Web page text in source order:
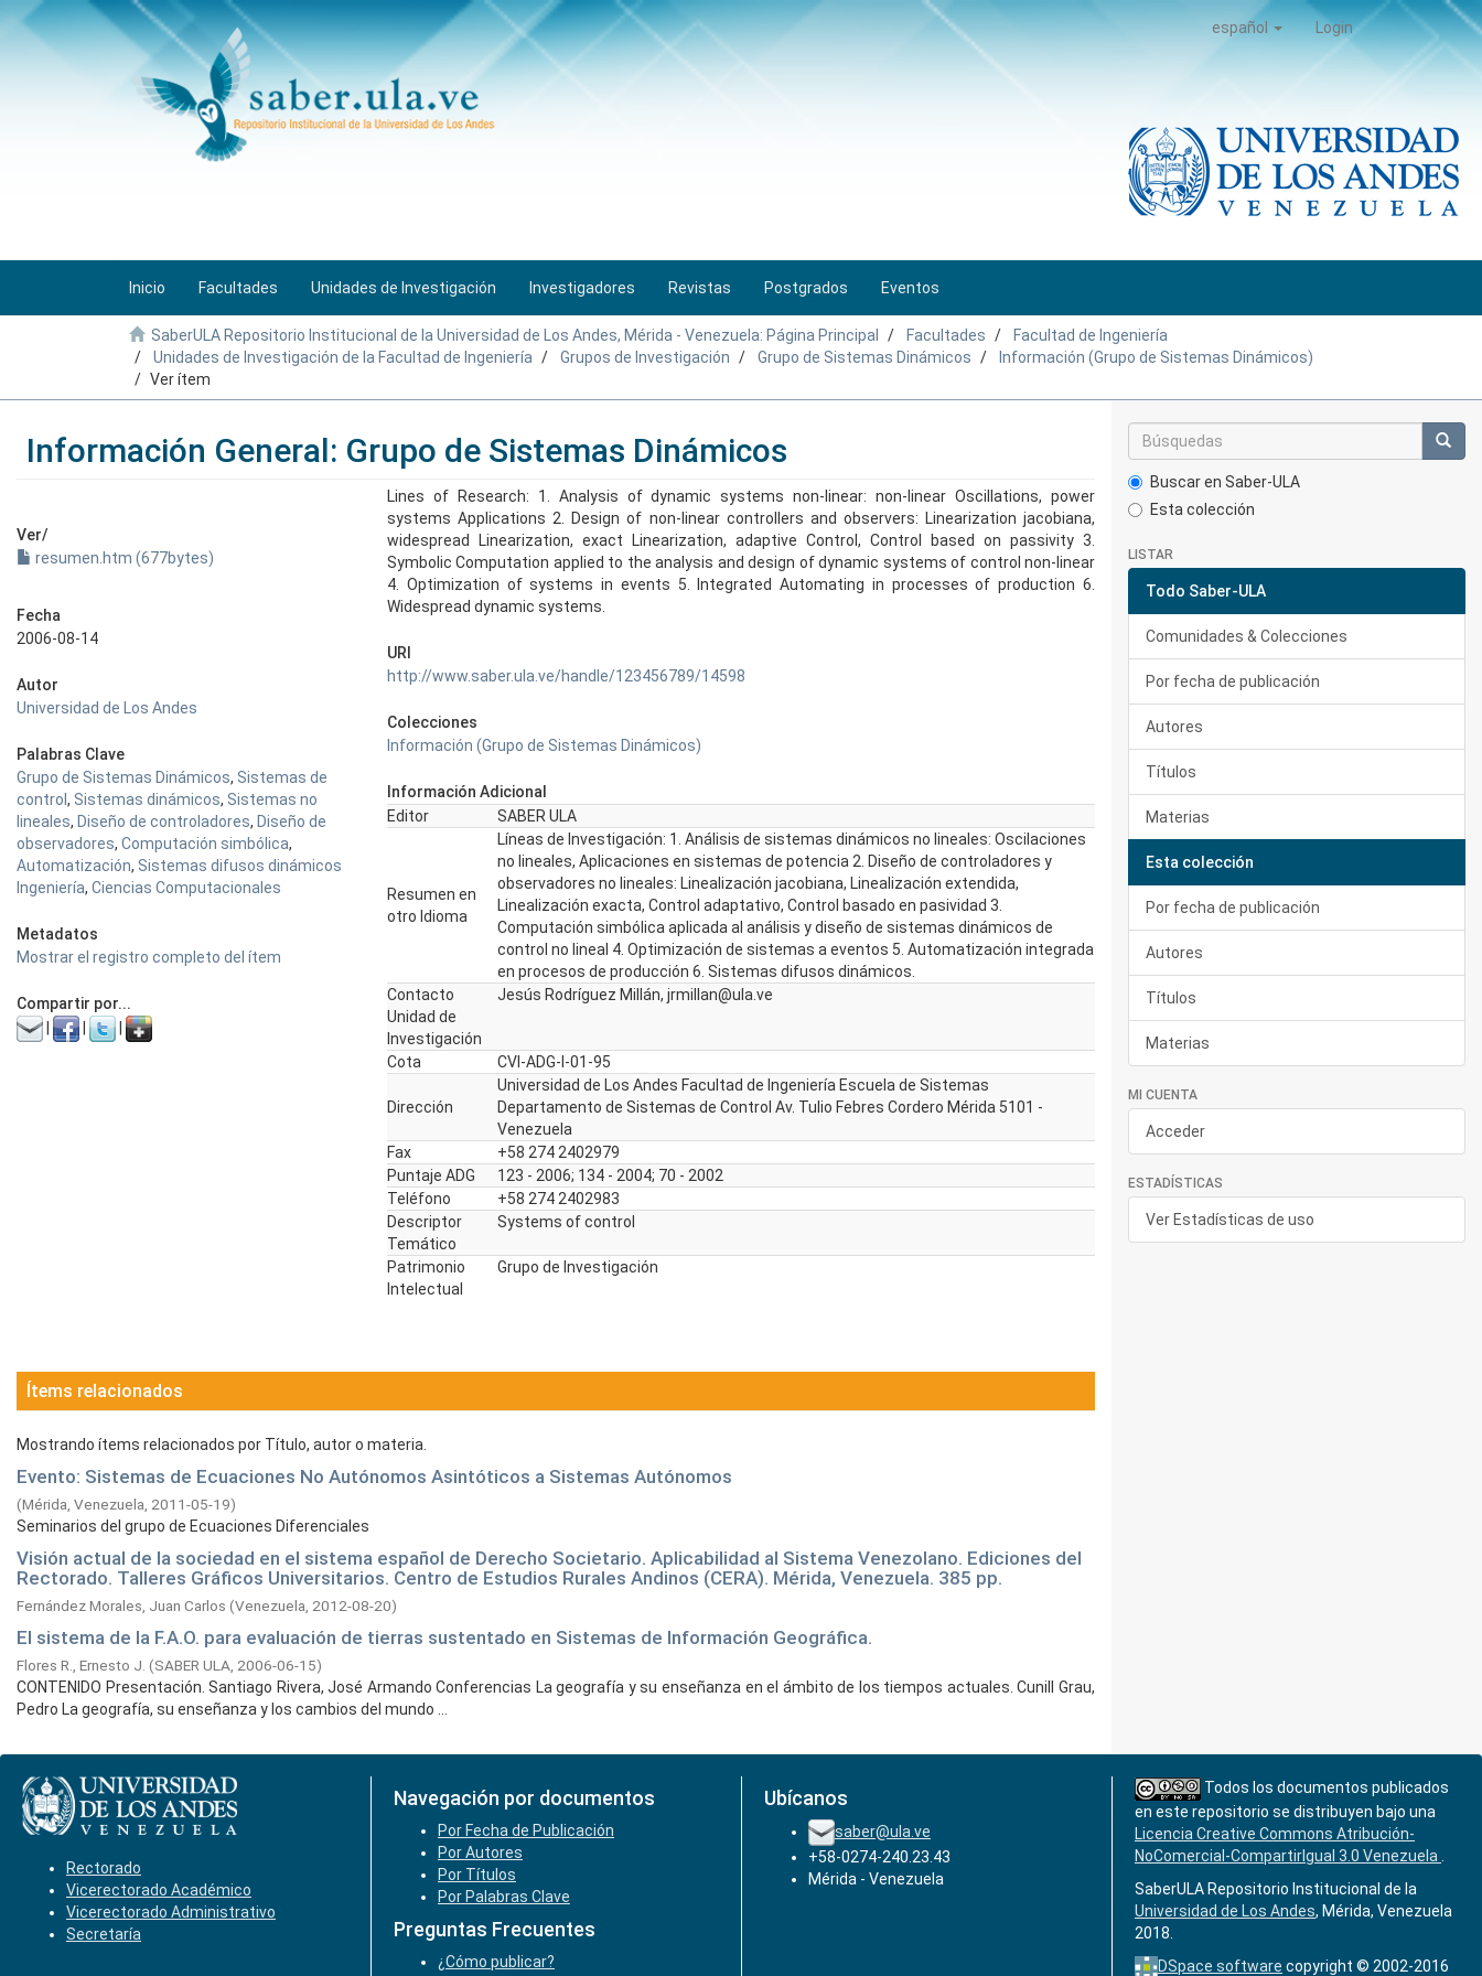
español Login
Inicio Facultades Unidades de Investigación Investigadores Revistas Postgrados Eventos
SaberULA Repositorio Institucional de la Universidad de Los Andes, Mérida - Venezuela: Página Principal Facultades
Facultad de Ingeniería
Unidades de Investigación de la Facultad de Ingeniería
Grupos de Investigación Grupo de Sistemas Dinámicos
Información (Grupo de Sistemas Dinámicos)
Ver ítem
Información General: Grupo de Sistemas Dinámicos
Ver/
resumen.htm (677bytes)
Fecha
2006-08-14
Autor
Universidad de Los Andes
Palabras Clave
Grupo de Sistemas Dinámicos, Sistemas de
control , Sistemas dinámicos, Sistemas no
lineales, Diseño de controladores, Diseño de
observadores, Computación simbólica,
Automatización, Sistemas difusos dinámicos
Ingeniería, Ciencias Computacionales
Metadatos
Mostrar el registro completo del ítem
Compartir por...
Lines of Research: 1. Analysis of dynamic systems non-linear: non-linear Oscillations, power
systems Applications 2. Design of non-linear controllers and observers: Linearization jacobiana,
widespread Linearization, exact Linearization, adaptive Control, Control based on passivity 3.
Symbolic Computation applied to the analysis and design of dynamic systems of control non-linear
4. Optimization of systems in events 5. Integrated Automating in processes of production 6.
Widespread dynamic systems.
URI
http://www.saber.ula.ve/handle/123456789/14598
Colecciones
Información (Grupo de Sistemas Dinámicos)
Información Adicional
Editor
SABER ULA
Resumen en
otro Idioma
Líneas de Investigación: 1. Análisis de sistemas dinámicos no lineales: Oscilaciones
no lineales, Aplicaciones en sistemas de potencia 2. Diseño de controladores y
observadores no lineales: Linealización jacobiana, Linealización extendida,
Linealización exacta, Control adaptativo, Control basado en pasividad 3.
Computación simbólica aplicada al análisis y diseño de sistemas dinámicos de
control no lineal 4. Optimización de sistemas a eventos 5. Automatización integrada
en procesos de producción 6. Sistemas difusos dinámicos.
Contacto
Unidad de
Investigación
Jesús Rodríguez Millán, jrmillan@ula.ve
Cota CVI-ADG-I-01-95
Dirección
Universidad de Los Andes Facultad de Ingeniería Escuela de Sistemas
Departamento de Sistemas de Control Av. Tulio Febres Cordero Mérida 5101 -
Venezuela
Fax
+58 274 2402979
Puntaje ADG
123 - 2006; 134 - 2004; 70 - 2002
Teléfono
+58 274 2402983
Descriptor
Temático
Systems of control
Patrimonio
Intelectual
Grupo de Investigación
Ítems relacionados
Mostrando ítems relacionados por Título, autor o materia.
Evento: Sistemas de Ecuaciones No Autónomos Asintóticos a Sistemas Autónomos
(Mérida, Venezuela, 2011-05-19)
Seminarios del grupo de Ecuaciones Diferenciales
Visión actual de la sociedad en el sistema español de Derecho Societario. Aplicabilidad al Sistema Venezolano. Ediciones del
Rectorado. Talleres Gráficos Universitarios. Centro de Estudios Rurales Andinos (CERA). Mérida, Venezuela. 385 pp.
Fernández Morales, Juan Carlos (Venezuela, 2012-08-20)
El sistema de la F.A.O. para evaluación de tierras sustentado en Sistemas de Información Geográfica.
Flores R., Ernesto J. (SABER ULA, 2006-06-15)
CONTENIDO Presentación. Santiago Rivera, José Armando Conferencias La geografía y su enseñanza en el ámbito de los tiempos actuales. Cunill Grau,
Pedro La geografía, su enseñanza y los cambios del mundo ...
Buscar en Saber-ULA
Esta colección
LISTAR
Todo Saber-ULA
Comunidades & Colecciones
Por fecha de publicación
Autores
Títulos
Materias
Esta colección
Por fecha de publicación
Autores
Títulos
Materias
MI CUENTA
Acceder
ESTADÍSTICAS
Ver Estadísticas de uso
Rectorado
Vicerectorado Académico
Vicerectorado Administrativo
Secretaría
Navegación por documentos
Por Fecha de Publicación
Por Autores
Por Títulos
Por Palabras Clave
Preguntas Frecuentes
¿Cómo publicar?
Ubícanos
saber@ula.ve
+58-0274-240.23.43
Mérida - Venezuela
Todos los documentos publicados
en este repositorio se distribuyen bajo una
Licencia Creative Commons Atribución-
NoComercial-CompartirIgual 3.0 Venezuela
SaberULA Repositorio Institucional de la
Universidad de Los Andes, Mérida, Venezuela
2018.
DSpace software copyright © 2002-2016